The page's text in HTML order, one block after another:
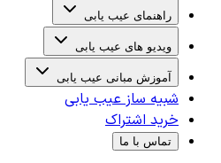
راهنمای عیب یابی
ویدیو های عیب یابی
آموزش مبانی عیب یابی
شبیه ساز عیب یابی
خرید اشتراک
تماس با ما